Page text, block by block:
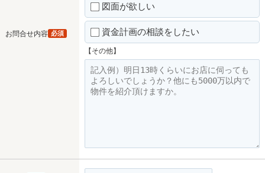
お問合せ内容 必須
図面が欲しい
資金計画の相談をしたい
【その他】